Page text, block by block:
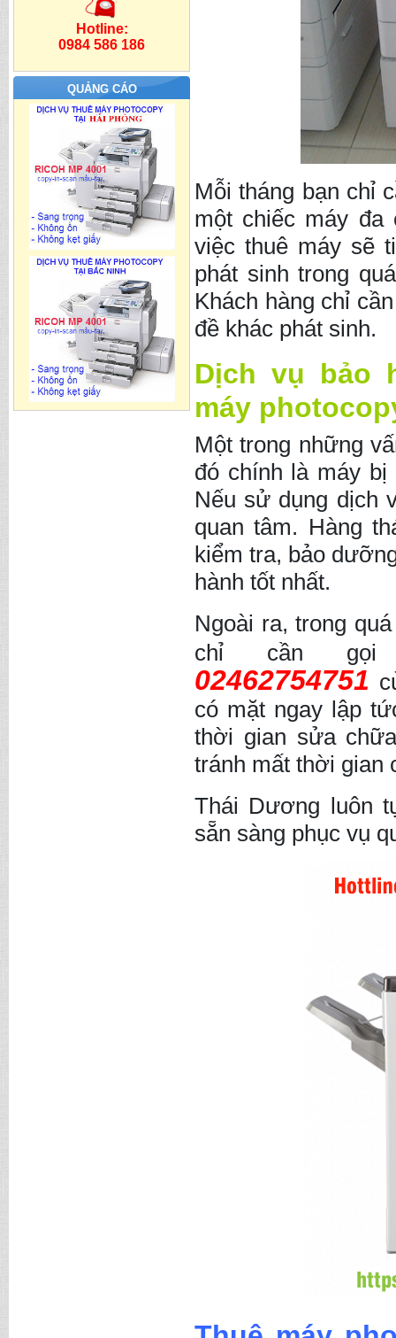
Hotline:
0984 586 186
QUẢNG CÁO
Mỗi tháng bạn chỉ
một chiếc máy
việc thuê máy sẽ
phát sinh trong
Khách hàng chỉ
đề khác phát sinh.
Dịch vụ bảo
máy
Một trong những
đó chính là máy
Nếu sử dụng dịch
quan tâm. Hàng
kiểm tra, bảo
hành tốt nhất.
Ngoài ra, trong
chỉ cần
02462754751
có mặt ngay lập
thời gian sửa
tránh mất thời gian
Thái Dương luôn
sẵn sàng phục vụ